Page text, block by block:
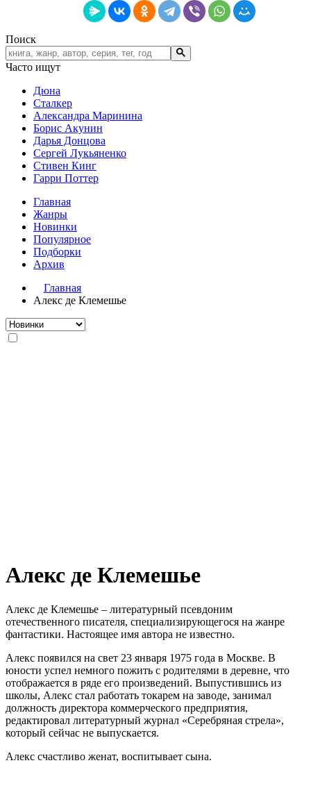
Поиск
Часто ищут
Дюна
Сталкер
Александра Маринина
Борис Акунин
Дарья Донцова
Сергей Лукьяненко
Стивен Кинг
Гарри Поттер
Главная
Жанры
Новинки
Популярное
Подборки
Архив
Главная
Алекс де Клемешье
Алекс де Клемешье
Алекс де Клемешье – литературный псевдоним
отечественного писателя, специализирующегося на жанре
фантастики. Настоящее имя автора не известно.
Алекс появился на свет 23 января 1975 года в Москве. В
юности успел немного пожить с родителями в деревне, что
отображается в ряде его произведений. Выпустившись из
школы, Алекс стал работать токарем на заводе, занимал
должность директора коммерческого предприятия,
редактировал литературный журнал «Серебряная стрела»,
который сейчас не выпускается.
Алекс счастливо женат, воспитывает сына.